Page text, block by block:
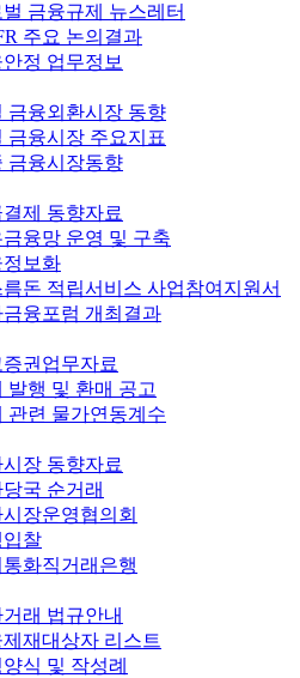
금융규제 뉴스레터
주요 논의결과
정 업무정보
금융외환시장 동향
금융시장 주요지표
금융시장동향
제 동향자료
금융망 운영 및 구축
정보화
름돈 적립서비스 사업참여지원서
금융포럼 개최결과
증권업무자료
발행 및 환매 공고
관련 물가연동계수
장 동향자료
국 순거래
장운영협의회
입찰
통화직거래은행
래 법규안내
제재대상자 리스트
식 및 작성례